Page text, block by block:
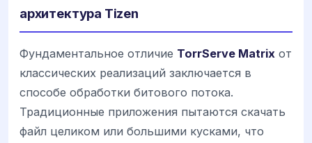
архитектура Tizen
Фундаментальное отличие TorrServe Matrix от
классических реализаций заключается в
способе обработки битового потока.
Традиционные приложения пытаются скачать
файл целиком или большими кусками, что